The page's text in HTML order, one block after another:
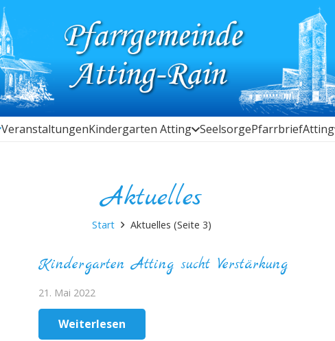
VeranstaltungenKindergarten Atting SeelsorgePfarrbriefAtting
Aktuelles
Start Aktuelles (Seite 3)
Kindergarten Atting sucht Verstärkung
21. Mai 2022
Weiterlesen